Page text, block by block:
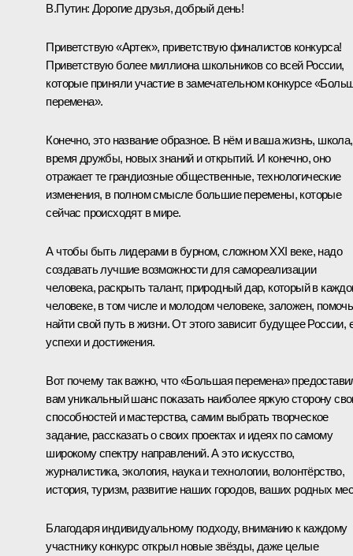
В.Путин: Дорогие друзья, добрый день!
Приветствую «Артек», приветствую финалистов конкурса!
Приветствую более миллиона школьников со всей России,
которые приняли участие в замечательном конкурсе
перемена».
Конечно, это название образное. В нём и ваша жизнь, школа,
время дружбы, новых знаний и открытий. И конечно, оно
отражает те грандиозные общественные, технологические
изменения, в полном смысле большие перемены, которые
сейчас происходят в мире.
А чтобы быть лидерами в бурном, сложном XXI веке, надо
создавать лучшие возможности для самореализации
человека, раскрыть талант, природный дар, который в
человеке, в том числе и молодом человеке, заложен, помочь
найти свой путь в жизни. От этого зависит будущее России,
успехи и достижения.
Вот почему так важно, что «Большая перемена»
вам уникальный шанс показать наиболее яркую сторону
способностей и мастерства, самим выбрать творческое
задание, рассказать о своих проектах и идеях по самому
широкому спектру направлений. А это искусство,
журналистика, экология, наука и технологии, волонтёрство,
история, туризм, развитие наших городов, ваших родных
Благодаря индивидуальному подходу, вниманию к каждому
участнику конкурс открыл новые звёзды, даже целые